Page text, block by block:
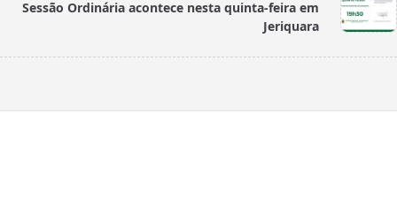
reader-Sessão Ordinária acontece nesta quinta-feira em
Jeriquara